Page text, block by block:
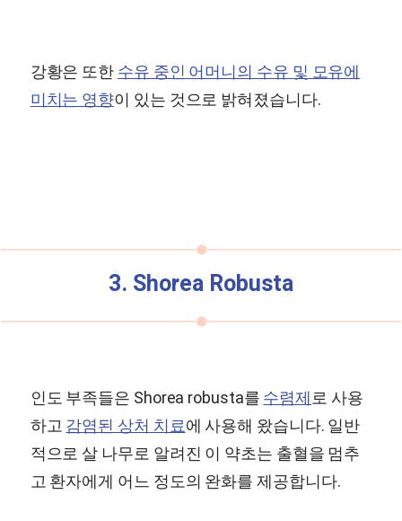
강황은 또한 수유 중인 어머니의 수유 및 모유에
미치는 영향이 있는 것으로 밝혀졌습니다.
3. Shorea Robusta
인도 부족들은 Shorea robusta를 수렴제 로 사용
하고 감염된 상처 치료에 사용해 왔습니다. 일반
적으로 살 나무로 알려진 이 약초는 출혈을 멈추
고 환자에게 어느 정도의 완화를 제공합니다.